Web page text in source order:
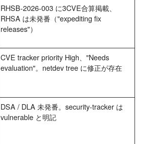
RHSB-2026-003 に3CVE合算掲載、
RHSA は未発番（"expediting fix
releases"）
CVE tracker priority High、"Needs
evaluation"。netdev tree に修正が存在
DSA / DLA 未発番。security-tracker は
vulnerable と明記